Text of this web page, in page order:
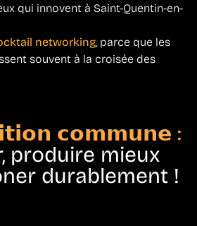
qui innovent à Saint-Quentin-en-
networking , parce que les
souvent à la croisée des
𝗰𝗼𝗺𝗺𝘂𝗻𝗲 :
produire mieux
durablement !